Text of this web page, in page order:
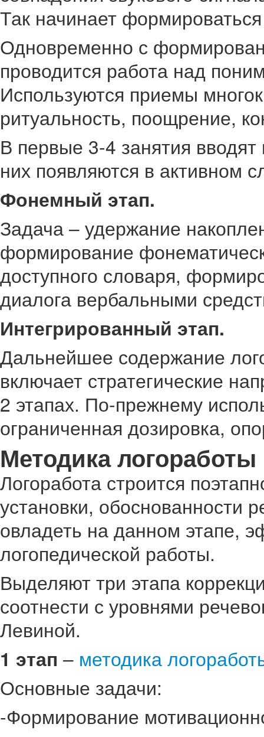
Так начинает
Одновременно с
проводится работа над
Используются приемы
ритуальность, поощрение,
В первые 3-4 занятия
них появляются в активном
Фонемный этап.
Задача – удержание
формирование
доступного словаря,
диалога вербальными
Интегрированный этап.
Дальнейшее содержание
включает стратегические
2 этапах. По-прежнему
ограниченная дозировка,
Методика
Логоработа строится
установки, обоснованности
овладеть на данном этапе,
логопедической работы.
Выделяют три этапа
соотнести с уровнями
Левиной.
1 этап – методика
Основные задачи:
-Формирование